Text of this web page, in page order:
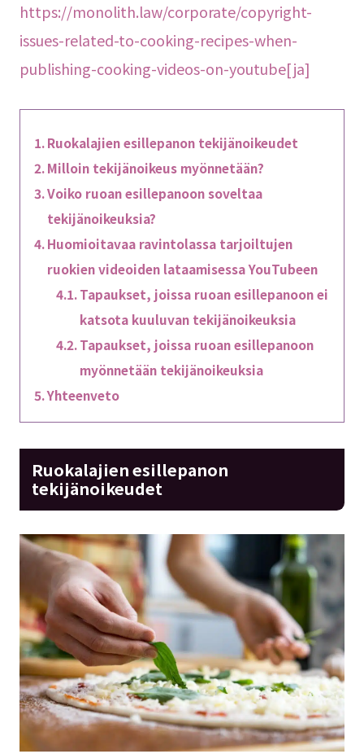
https://monolith.law/corporate/copyright-
issues-related-to-cooking-recipes-when-
publishing-cooking-videos-on-youtube[ja]
Ruokalajien esillepanon tekijänoikeudet
Milloin tekijänoikeus myönnetään?
Voiko ruoan esillepanoon soveltaa
tekijänoikeuksia?
Huomioitavaa ravintolassa tarjoiltujen
ruokien videoiden lataamisessa YouTubeen
Tapaukset, joissa ruoan esillepanoon ei
katsota kuuluvan tekijänoikeuksia
Tapaukset, joissa ruoan esillepanoon
myönnetään tekijänoikeuksia
Yhteenveto
Ruokalajien esillepanon
tekijänoikeudet